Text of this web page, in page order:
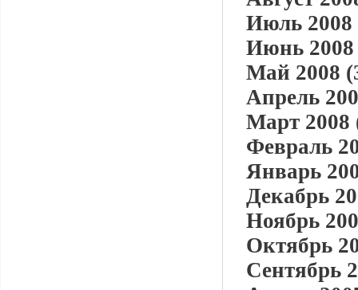
Июль 2008
Июнь 2008
Май 2008
Апрель
Март 2008
Февраль
Январь
Декабрь
Ноябрь
Октябрь
Сентябрь